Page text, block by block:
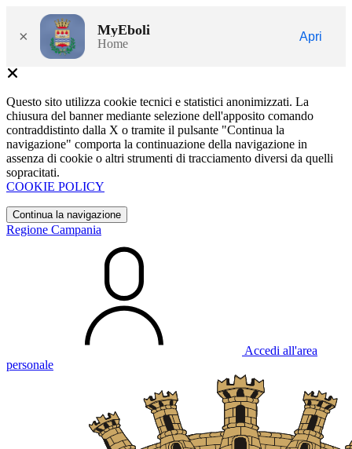
× MyEboli
Home
Apri
Questo sito utilizza cookie tecnici e statistici anonimizzati. La
chiusura del banner mediante selezione dell'apposito comando
contraddistinto dalla X o tramite il pulsante "Continua la
navigazione" comporta la continuazione della navigazione in
assenza di cookie o altri strumenti di tracciamento diversi da quelli
sopracitati.
COOKIE POLICY
Continua la navigazione
Regione Campania
Accedi all'area
personale